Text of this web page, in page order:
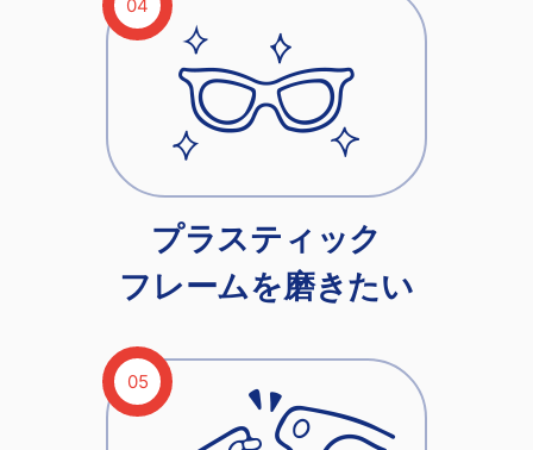
プラスティック
フレームを磨きたい